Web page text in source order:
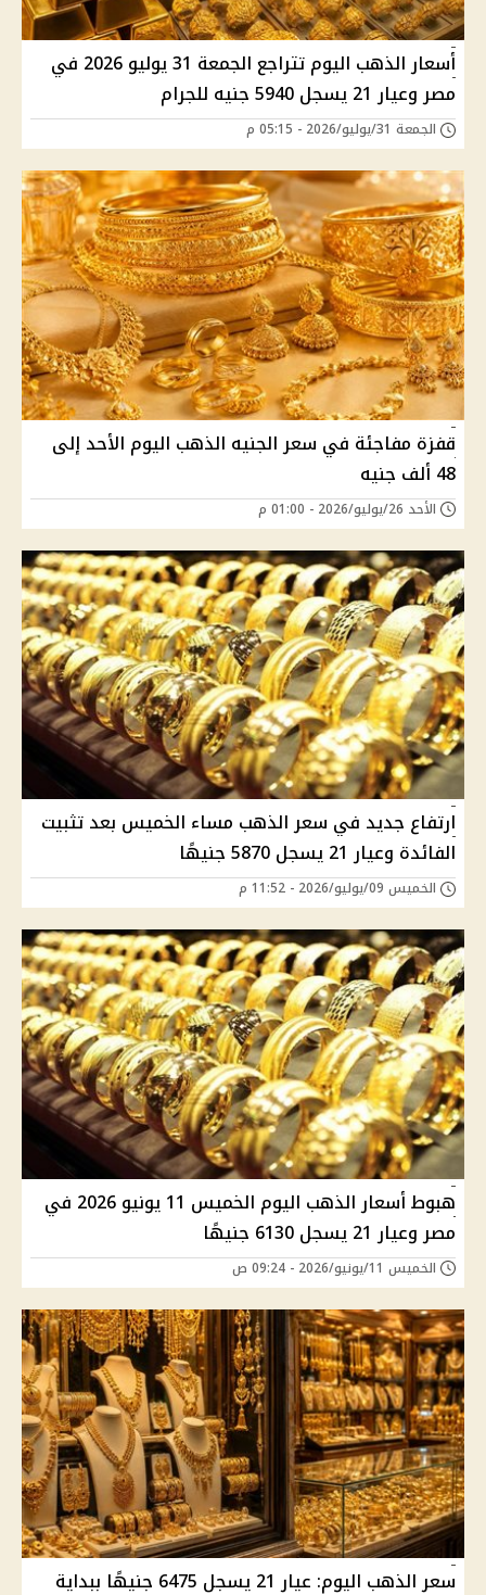
أسعار الذهب اليوم تتراجع الجمعة 31 يوليو 2026 في
مصر وعيار 21 يسجل 5940 جنيه للجرام
الجمعة 31/يوليو/2026 - 05:15 م
قفزة مفاجئة في سعر الجنيه الذهب اليوم الأحد إلى
48 ألف جنيه
الأحد 26/يوليو/2026 - 01:00 م
ارتفاع جديد في سعر الذهب مساء الخميس بعد تثبيت
الفائدة وعيار 21 يسجل 5870 جنيهًا
الخميس 09/يوليو/2026 - 11:52 م
هبوط أسعار الذهب اليوم الخميس 11 يونيو 2026 في
مصر وعيار 21 يسجل 6130 جنيهًا
الخميس 11/يونيو/2026 - 09:24 ص
سعر الذهب اليوم: عيار 21 يسجل 6475 جنيهًا ببداية